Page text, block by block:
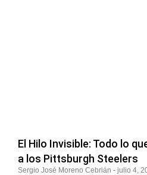
El Hilo Invisible: Todo lo
a los Pittsburgh Steelers
Sergio José Moreno Cebrián julio 4,